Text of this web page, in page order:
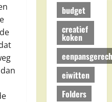
budget
creatief
koken
eiwitten
Folders